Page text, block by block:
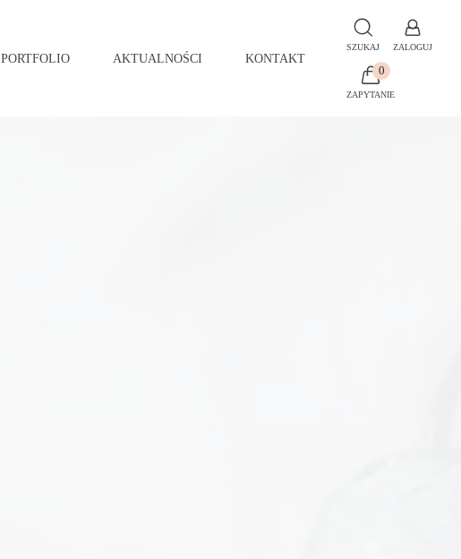
PORTFOLIO AKTUALNOŚCI KONTAKT
SZUKAJ ZALOGUJ
0
ZAPYTANIE